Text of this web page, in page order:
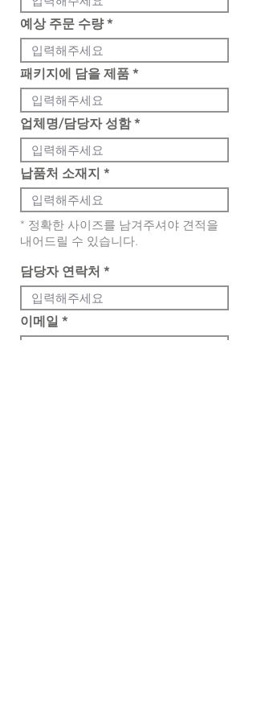
예상 주문 수량
패키지에 담을 제품
업체명/담당자 성함
납품처 소재지
* 정확한 사이즈를 남겨주셔야 견적을
내어드릴 수 있습니다.
담당자 연락처
이메일